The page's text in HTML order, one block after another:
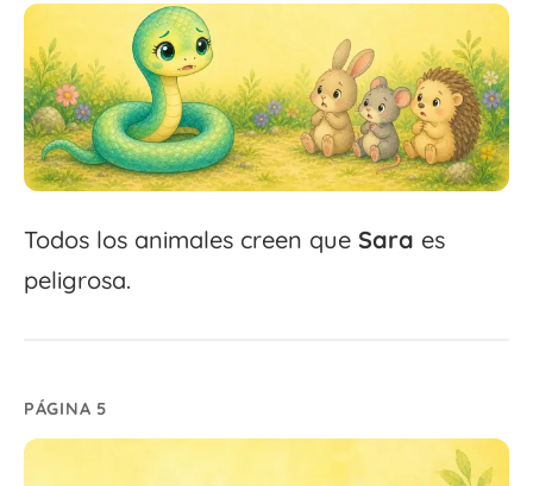
Todos los animales creen que Sara es
peligrosa.
PÁGINA 5